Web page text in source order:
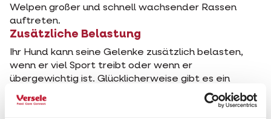
Welpen großer und schnell wachsender Rassen
auftreten.
Zusätzliche Belastung
Ihr Hund kann seine Gelenke zusätzlich belasten,
wenn er viel Sport treibt oder wenn er
übergewichtig ist. Glücklicherweise gibt es ein
Mittel, das die Gelenke Ihres Hundes flexibel hält.
Nahrungsergänzungsmittel Opti Joint